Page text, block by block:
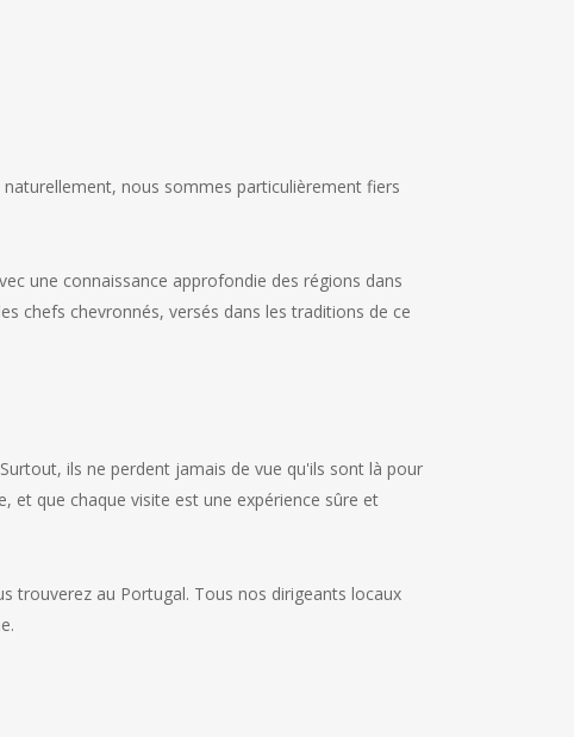
nous sommes particulièrement fiers
une connaissance approfondie des régions dans
chefs chevronnés, versés dans les traditions de ce
ils ne perdent jamais de vue qu'ils sont là pour
et que chaque visite est une expérience sûre et
trouverez au Portugal. Tous nos dirigeants locaux